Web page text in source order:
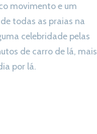
movimento e um
todas as praias na
celebridade pelas
de carro de lá, mais
por lá.